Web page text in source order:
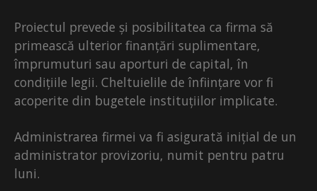
Proiectul prevede și posibilitatea ca firma să
primească ulterior finanțări suplimentare,
împrumuturi sau aporturi de capital, în
condițiile legii. Cheltuielile de înființare vor fi
acoperite din bugetele instituțiilor implicate.
Administrarea firmei va fi asigurată inițial de un
administrator provizoriu, numit pentru patru
luni.